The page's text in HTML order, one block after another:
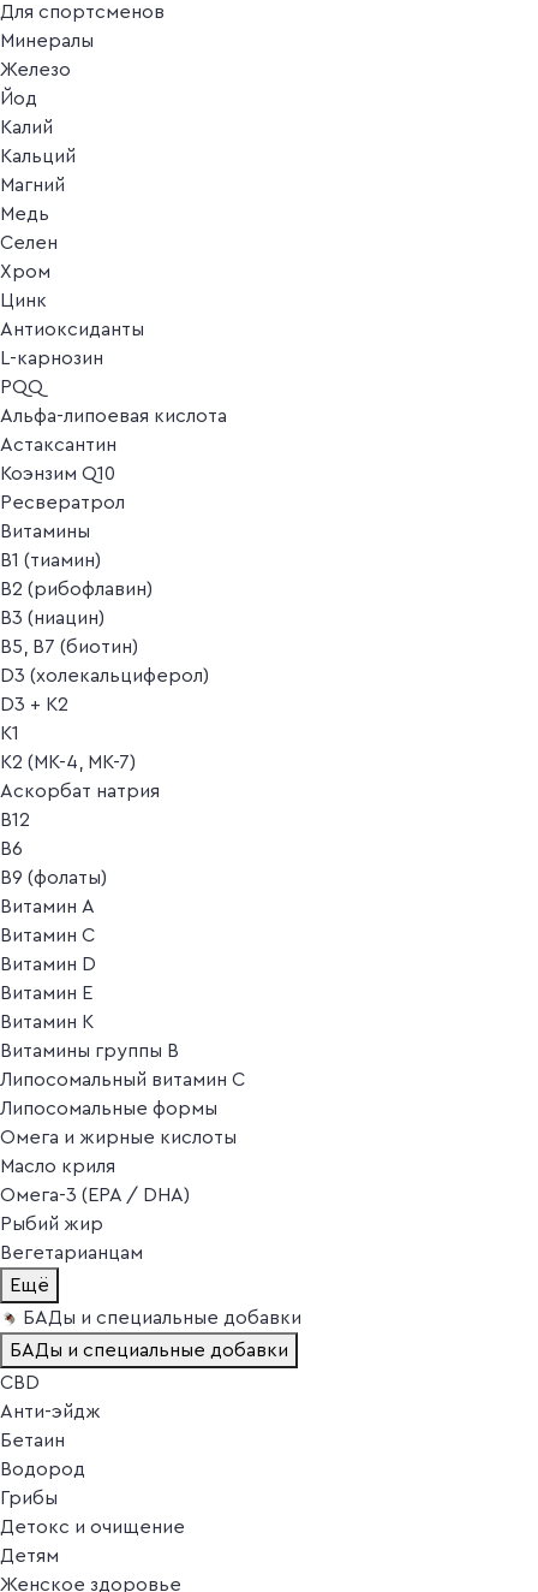
Для спортсменов
Минералы
Железо
Йод
Калий
Кальций
Магний
Медь
Селен
Хром
Цинк
Антиоксиданты
L-карнозин
PQQ
Альфа-липоевая кислота
Астаксантин
Коэнзим Q10
Ресвератрол
Витамины
B1 (тиамин)
B2 (рибофлавин)
B3 (ниацин)
B5, B7 (биотин)
D3 (холекальциферол)
D3 + K2
K1
K2 (MK-4, MK-7)
Аскорбат натрия
В12
В6
В9 (фолаты)
Витамин A
Витамин C
Витамин D
Витамин E
Витамин K
Витамины группы B
Липосомальный витамин C
Липосомальные формы
Омега и жирные кислоты
Масло криля
Омега-3 (EPA / DHA)
Рыбий жир
Вегетарианцам
Ещё
БАДы и специальные добавки
БАДы и специальные добавки
CBD
Анти-эйдж
Бетаин
Водород
Грибы
Детокс и очищение
Детям
Женское здоровье